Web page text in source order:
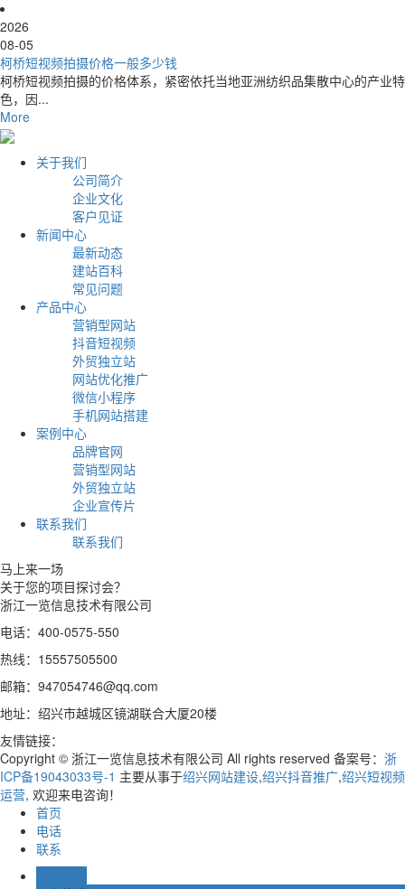
2026
08-05
柯桥短视频拍摄价格一般多少钱
柯桥短视频拍摄的价格体系，紧密依托当地亚洲纺织品集散中心的产业特
色，因...
More
关于我们
公司简介
企业文化
客户见证
新闻中心
最新动态
建站百科
常见问题
产品中心
营销型网站
抖音短视频
外贸独立站
网站优化推广
微信小程序
手机网站搭建
案例中心
品牌官网
营销型网站
外贸独立站
企业宣传片
联系我们
联系我们
马上来一场
关于您的项目探讨会？
浙江一览信息技术有限公司
电话：400-0575-550
热线：15557505500
邮箱：947054746@qq.com
地址：绍兴市越城区镜湖联合大厦20楼
友情链接：
Copyright © 浙江一览信息技术有限公司 All rights reserved 备案号： 浙
ICP备19043033号-1 主要从事于绍兴网站建设,绍兴抖音推广,绍兴短视频
运营, 欢迎来电咨询！
首页
电话
联系